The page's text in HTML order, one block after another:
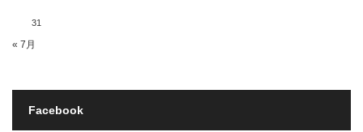
31
« 7月
Facebook